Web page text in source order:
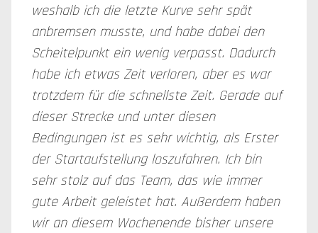
weshalb ich die letzte Kurve sehr spät
anbremsen musste, und habe dabei den
Scheitelpunkt ein wenig verpasst. Dadurch
habe ich etwas Zeit verloren, aber es war
trotzdem für die schnellste Zeit. Gerade auf
dieser Strecke und unter diesen
Bedingungen ist es sehr wichtig, als Erster
der Startaufstellung loszufahren. Ich bin
sehr stolz auf das Team, das wie immer
gute Arbeit geleistet hat. Außerdem haben
wir an diesem Wochenende bisher unsere